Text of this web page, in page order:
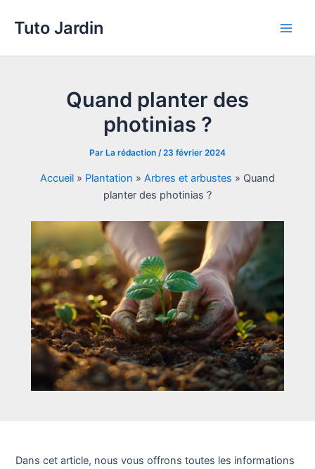
Tuto Jardin
Quand planter des
photinias ?
Par La rédaction /23 février 2024
Accueil » Plantation » Arbres et arbustes » Quand
planter des photinias ?
Dans cet article, nous vous offrons toutes les informations